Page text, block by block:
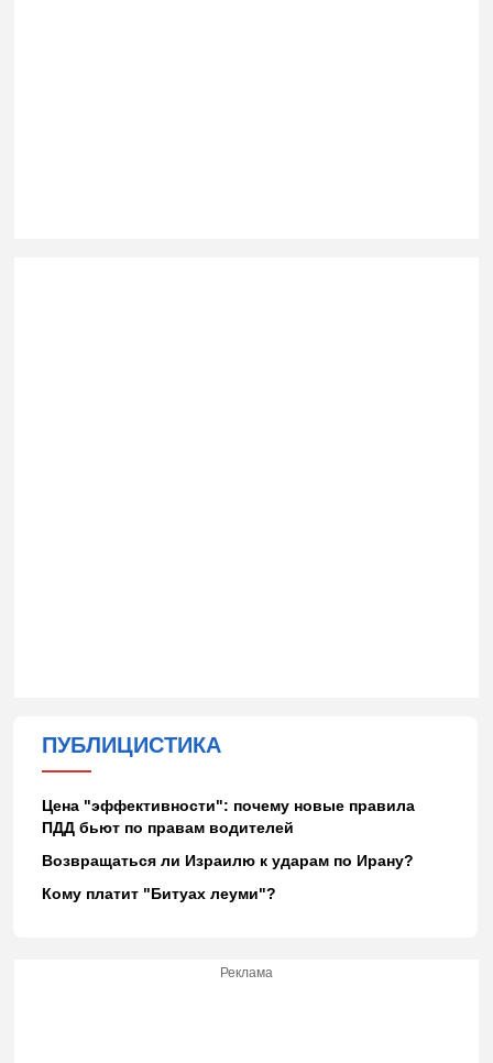
ПУБЛИЦИСТИКА
Цена "эффективности": почему новые правила
ПДД бьют по правам водителей
Возвращаться ли Израилю к ударам по Ирану?
Кому платит "Битуах леуми"?
Реклама